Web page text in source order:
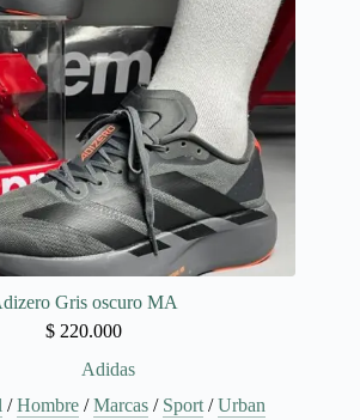
la
página
de
producto
Gris oscuro MA
$ 220.000
Adidas
/Hombre/Marcas/ Sport/Urban